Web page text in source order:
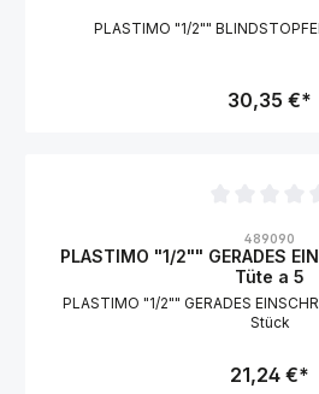
PLASTIMO "1/2""
30,35 €*
489090
PLASTIMO "1/2"" GERADES
Tüte a 5
PLASTIMO "1/2"" GERADES
Stück
21,24 €*